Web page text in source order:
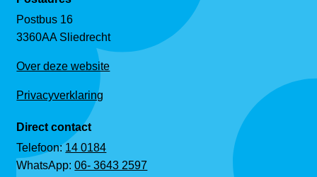
Postbus 16
3360AA Sliedrecht
Over deze website
Privacyverklaring
Direct contact
Telefoon:14 0184
WhatsApp:06- 3643 2597